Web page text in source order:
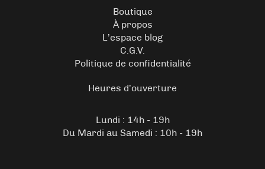
Boutique
À propos
L’espace blog
C.G.V.
Politique de confidentialité
Heures d’ouverture
Lundi : 14h - 19h
Du Mardi au Samedi : 10h - 19h